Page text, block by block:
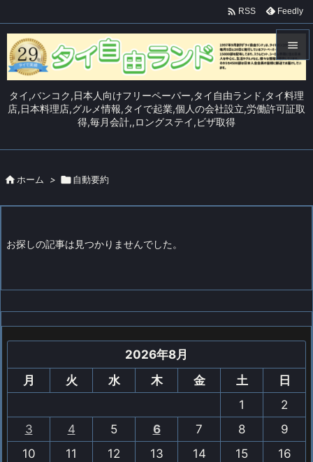
タイ,バンコク,日本人向けフリーペーパー,タイ自由ランド,タイ料理
店,日本料理店,グルメ情報,タイで起業,個人の会社設立,労働許可証取
得,毎月会計,,ロングステイ,ビザ取得

メニュ


 RSS Feedly
 ホーム > 自動要約
お探しの記事は見つかりませんでした。
2026年8月
月
火 水 木 金 土
日
1
2
3
4 5 6 7 8
9
10
11 12 13 14 15
16